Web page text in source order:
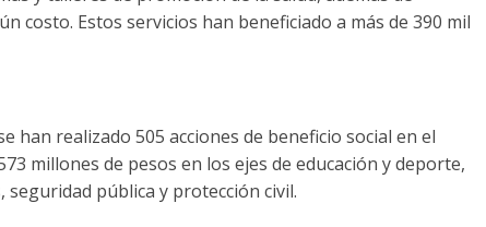
costo. Estos servicios han beneficiado a más de 390 mil
han realizado 505 acciones de beneficio social en el
millones de pesos en los ejes de educación y deporte,
pública y protección civil.